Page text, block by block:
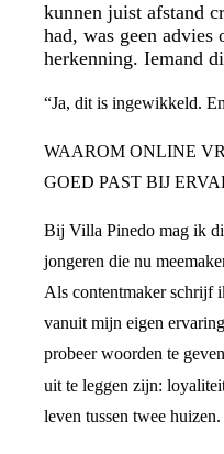
kunnen juist afstand
had, was geen advies
herkenning. Iemand
“Ja, dit is ingewikkeld.
WAAROM ONLINE
GOED PAST BIJ
Bij Villa Pinedo mag ik
jongeren die nu
Als contentmaker schrijf
vanuit mijn eigen
probeer woorden te
uit te leggen zijn:
leven tussen twee